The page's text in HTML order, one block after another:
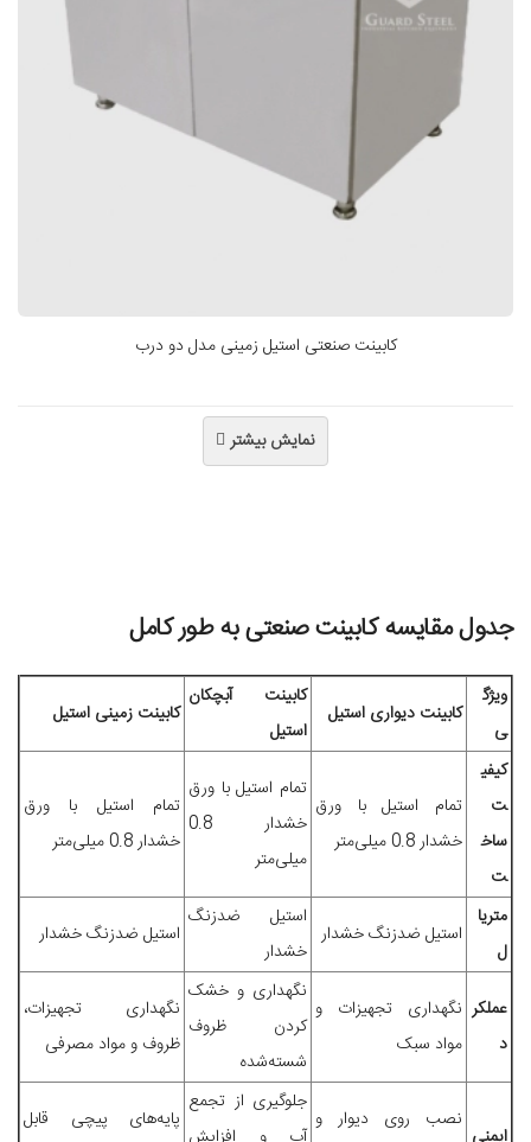
کابینت صنعتی استیل زمینی مدل دو درب
نمایش بیشتر
جدول مقایسه کابینت صنعتی به طور کامل
ویژگ
ی
کابینت دیواری استیل
کابینت آبچکان
استیل
کابینت زمینی استیل
کیفی
ت
ساخ
ت
تمام استیل با ورق
خشدار 0.8 میلی‌متر
تمام استیل با ورق
خشدار 0.8
میلی‌متر
تمام استیل با ورق
خشدار 0.8 میلی‌متر
متریا
ل
استیل ضدزنگ خشدار
استیل ضدزنگ
خشدار
استیل ضدزنگ خشدار
عملکر
د
نگهداری تجهیزات و
مواد سبک
نگهداری و خشک
کردن ظروف
شسته‌شده
نگهداری تجهیزات،
ظروف و مواد مصرفی
نصب روی دیوار و
جلوگیری از تجمع
پایه‌های پیچی قابل